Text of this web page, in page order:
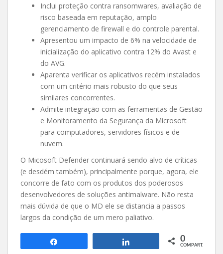
Inclui proteção contra ransomwares, avaliação de
risco baseada em reputação, amplo
gerenciamento de firewall e do controle parental.
Apresentou um impacto de 6% na velocidade de
inicialização do aplicativo contra 12% do Avast e
do AVG.
Aparenta verificar os aplicativos recém instalados
com um critério mais robusto do que seus
similares concorrentes.
Admite integração com as ferramentas de Gestão
e Monitoramento da Segurança da Microsoft
para computadores, servidores físicos e de
nuvem.
O Micosoft Defender continuará sendo alvo de críticas
(e desdém também), principalmente porque, agora, ele
concorre de fato com os produtos dos poderosos
desenvolvedores de soluções antimalware. Não resta
mais dúvida de que o MD ele se distancia a passos
largos da condição de um mero paliativo.
Compartilhar 0
COMPART.